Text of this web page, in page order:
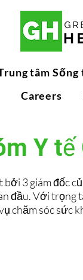
tâm
Careers
Y
3 giám đốc
đầu. Với trọng
chăm sóc sức